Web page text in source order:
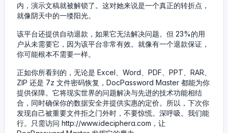
内，演示文稿就被解锁了。这对她来说是一个真正的转折点，
就像阴天中的一缕阳光。
该平台还提供自动退款，如果它无法解决问题。但 23%的用
户从未需要它，因为该平台非常有效。就像有一个退款保证，
你可能根本不需要一样。
正如你所看到的，无论是 Excel、Word、PDF、PPT、RAR、
ZIP 还是 7z 文件密码恢复，DocPassword Master 都能为你
提供保障。它将现实世界的问题解决与先进的技术功能相结
合，同时确保你的数据安全并提供实惠的定价。所以，下次你
发现自己被重要文件拒之门外时，不要惊慌。深呼吸。我们能
行。只需访问 http://www.ideciphera.com，让